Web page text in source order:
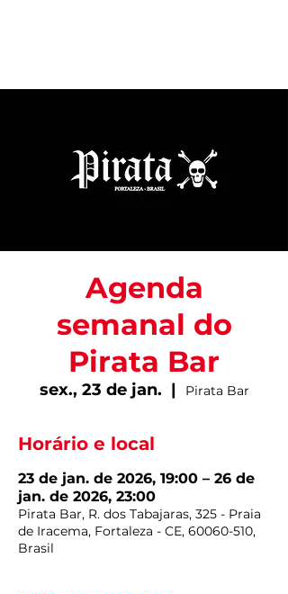
Agenda
semanal do
Pirata Bar
sex., 23 de jan.
  |
Pirata Bar
Horário e local
23 de jan. de 2026, 19:00 – 26 de
jan. de 2026, 23:00
Pirata Bar, R. dos Tabajaras, 325 - Praia
de Iracema, Fortaleza - CE, 60060-510,
Brasil